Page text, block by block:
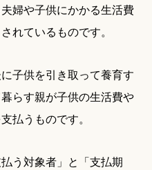
婦や子供にかかる生活費
れているものです。
子供を引き取って養育す
らす親が子供の生活費や
払うものです。
う対象者」と「支払期